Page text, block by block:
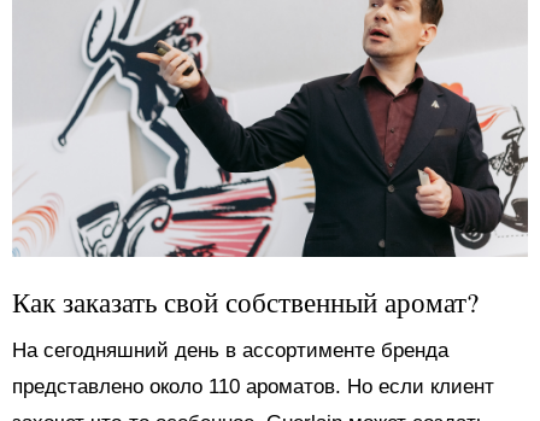
Как заказать свой собственный аромат?
На сегодняшний день в ассортименте бренда
представлено около 110 ароматов. Но если клиент